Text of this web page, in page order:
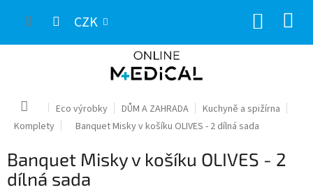
CZK
Domů Eco výrobky DŮM A ZAHRADA
Kuchyně a spižírna
Komplety
Banquet Misky v košíku OLIVES - 2 dílná sada
Banquet Misky v košíku OLIVES - 2
dílná sada